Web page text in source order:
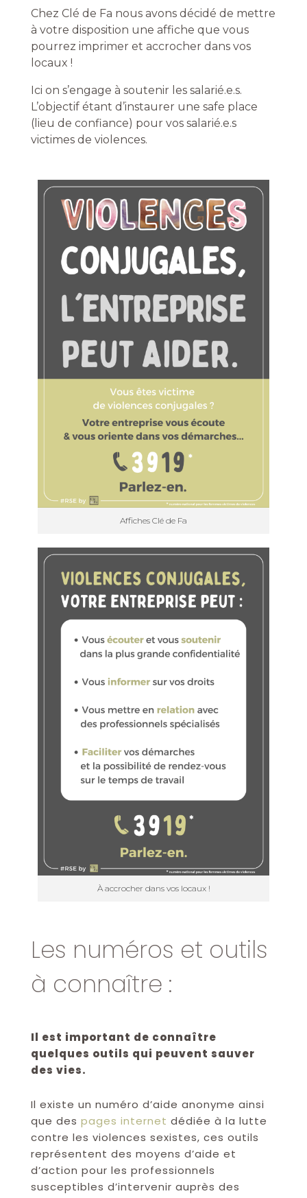
Chez Clé de Fa nous avons décidé de mettre
à votre disposition une affiche que vous
pourrez imprimer et accrocher dans vos
locaux !
Ici on s’engage à soutenir les salarié.e.s.
L’objectif étant d’instaurer une safe place
(lieu de confiance) pour vos salarié.e.s
victimes de violences.
Affiches Clé de Fa
À accrocher dans vos locaux !
Les numéros et outils
à connaître :
Il est important de connaître
quelques outils qui peuvent sauver
des vies.
Il existe un numéro d’aide anonyme ainsi
que des pages internet dédiée à la lutte
contre les violences sexistes, ces outils
représentent des moyens d’aide et
d’action pour les professionnels
susceptibles d’intervenir auprès des